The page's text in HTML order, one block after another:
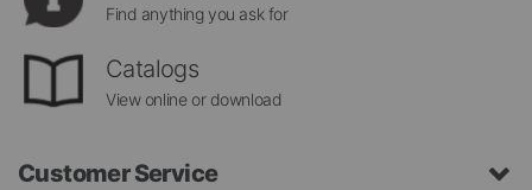
Find anything you ask for
Catalogs
View online or download
Customer Service